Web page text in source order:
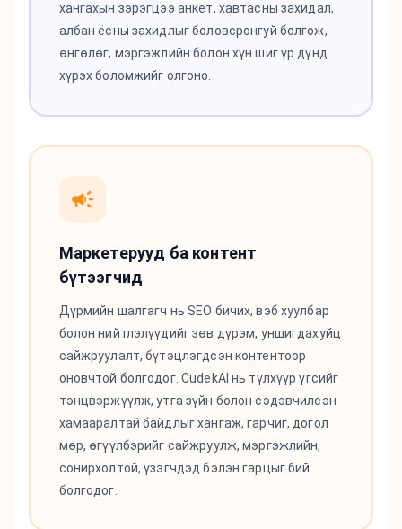
хангахын зэрэгцээ анкет, хавтасны захидал,
албан ёсны захидлыг боловсронгуй болгож,
өнгөлөг, мэргэжлийн болон хүн шиг үр дүнд
хүрэх боломжийг олгоно.
Маркетерууд ба контент
бүтээгчид
Дүрмийн шалгагч нь SEO бичих, вэб хуулбар
болон нийтлэлүүдийг зөв дүрэм, уншигдахуйц
сайжруулалт, бүтэцлэгдсэн контентоор
оновчтой болгодог. CudekAI нь түлхүүр үгсийг
тэнцвэржүүлж, утга зүйн болон сэдэвчилсэн
хамааралтай байдлыг хангаж, гарчиг, догол
мөр, өгүүлбэрийг сайжруулж, мэргэжлийн,
сонирхолтой, үзэгчдэд бэлэн гарцыг бий
болгодог.